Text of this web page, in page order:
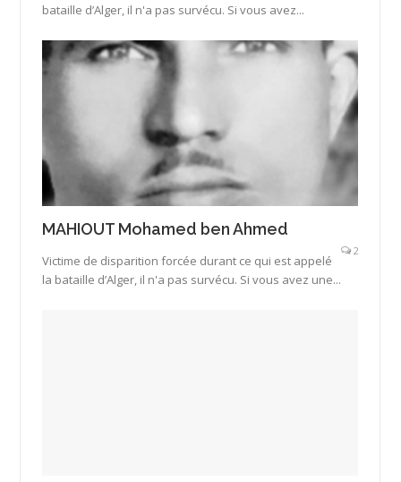
bataille d’Alger, il n'a pas survécu. Si vous avez...
MAHIOUT Mohamed ben Ahmed
2
Victime de disparition forcée durant ce qui est appelé
la bataille d’Alger, il n'a pas survécu. Si vous avez une...